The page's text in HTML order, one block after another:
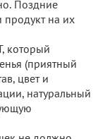
Поздние
продукт на их
который
(приятный
цвет и
натуральный